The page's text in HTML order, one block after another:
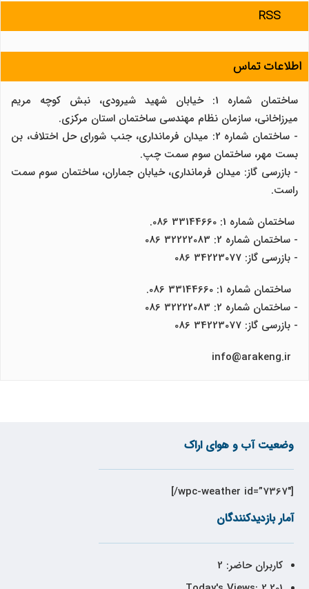
RSS
اطلاعات تماس
ساختمان شماره 1: خیابان شهید شیرودی، نبش کوچه مریم
میرزاخانی، سازمان نظام مهندسی ساختمان استان مرکزی.
- ساختمان شماره 2: میدان فرمانداری، جنب شورای حل اختلاف، بن
بست مهر، ساختمان سوم سمت چپ.
- بازرسی گاز: میدان فرمانداری، خیابان جماران، ساختمان سوم سمت
راست.
ساختمان شماره 1: 33144660 086.
- ساختمان شماره 2: 32222083 086
- بازرسی گاز: 34223077 086
ساختمان شماره 1: 33144660 086.
- ساختمان شماره 2: 32222083 086
- بازرسی گاز: 34223077 086
وضعیت آب و هوای اراک
[wpc-weather id=”7367″/]
آمار بازدیدکنندگان
کاربران حاضر: 2